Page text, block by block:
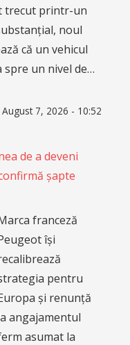
trecut printr-un
noul
că un vehicul
spre un nivel de…
August 7, 2026 - 10:52
de a deveni
șapte
franceză
își
pentru
și renunță
angajamentul
asumat la